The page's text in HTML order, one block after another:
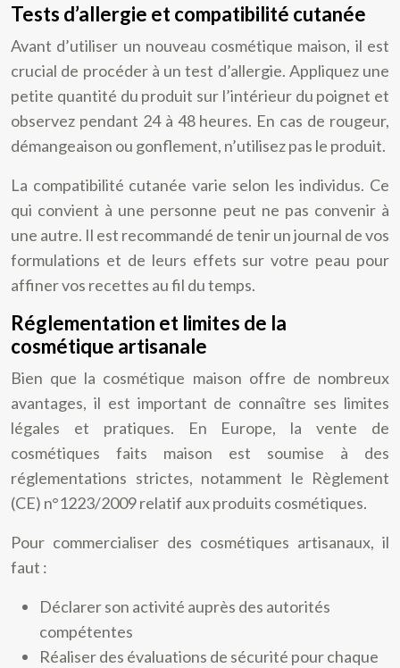
Tests d’allergie et compatibilité cutanée
Avant d’utiliser un nouveau cosmétique maison, il est
crucial de procéder à un test d’allergie. Appliquez une
petite quantité du produit sur l’intérieur du poignet et
observez pendant 24 à 48 heures. En cas de rougeur,
démangeaison ou gonflement, n’utilisez pas le produit.
La compatibilité cutanée varie selon les individus. Ce
qui convient à une personne peut ne pas convenir à
une autre. Il est recommandé de tenir un journal de vos
formulations et de leurs effets sur votre peau pour
affiner vos recettes au fil du temps.
Réglementation et limites de la
cosmétique artisanale
Bien que la cosmétique maison offre de nombreux
avantages, il est important de connaître ses limites
légales et pratiques. En Europe, la vente de
cosmétiques faits maison est soumise à des
réglementations strictes, notamment le Règlement
(CE) n°1223/2009 relatif aux produits cosmétiques.
Pour commercialiser des cosmétiques artisanaux, il
faut :
Déclarer son activité auprès des autorités
compétentes
Réaliser des évaluations de sécurité pour chaque